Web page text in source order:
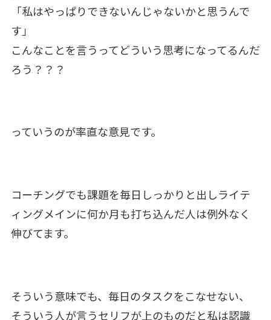
「私はやっぱりできないんじゃないかと思うんで
す」
こんなことを言うってどういう思考になってるんだ
ろう？？？
っていうのが率直な意見です。
コーチングでも課題を毎日しっかりと出しライテ
ィングメインに何か月も打ち込んだ人は例外なく
伸びてます。
そういう意味でも、毎日のタスクをこなせない、
そういう人が言うセリフが上のものだと私は認識